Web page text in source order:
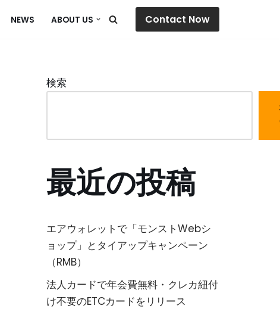
NEWS ABOUT US Contact Now
検索
最近の投稿
エアウォレットで「モンストWebシ
ョップ」とタイアップキャンペーン
（RMB）
法人カードで年会費無料・クレカ紐付
け不要のETCカードをリリース